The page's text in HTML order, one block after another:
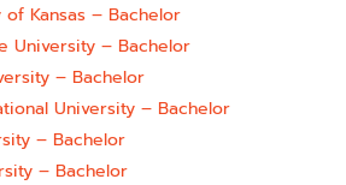
Kansas – Bachelor
University – Bachelor
– Bachelor
University – Bachelor
– Bachelor
– Bachelor